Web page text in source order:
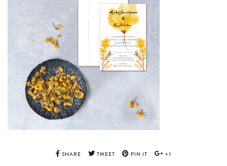
SHARE TWEET PIN IT +1